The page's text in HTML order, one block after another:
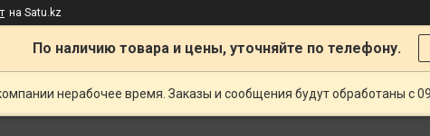
на Satu.kz
По наличию товара и цены, уточняйте по телефону.
нерабочее время. Заказы и сообщения будут обработаны с